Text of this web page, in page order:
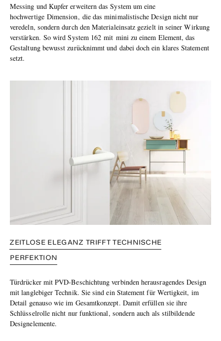
Messing und Kupfer erweitern das System um eine
hochwertige Dimension, die das minimalistische Design nicht nur
veredeln, sondern durch den Materialeinsatz gezielt in seiner Wirkung
verstärken. So wird System 162 mit mini zu einem Element, das
Gestaltung bewusst zurücknimmt und dabei doch ein klares Statement
setzt.
ZEITLOSE ELEGANZ TRIFFT TECHNISCHE
PERFEKTION
Türdrücker mit PVD-Beschichtung verbinden herausragendes Design
mit langlebiger Technik. Sie sind ein Statement für Wertigkeit, im
Detail genauso wie im Gesamtkonzept. Damit erfüllen sie ihre
Schlüsselrolle nicht nur funktional, sondern auch als stilbildende
Designelemente.